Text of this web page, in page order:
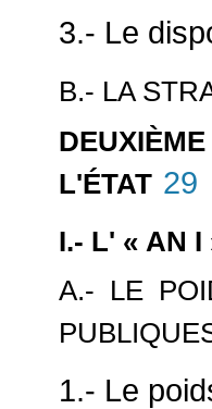
3.- Le
B.- LA
L'ÉTAT 29
I.- L' « AN I
A.- LE
1.- Le